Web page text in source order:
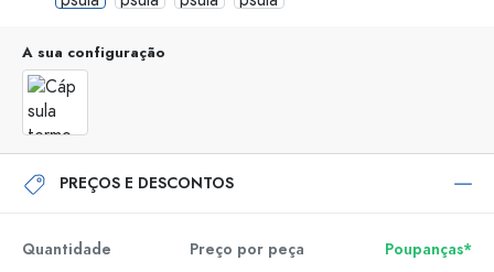
A sua configuração
PREÇOS E DESCONTOS
Quantidade Preço por peça
Poupanças*